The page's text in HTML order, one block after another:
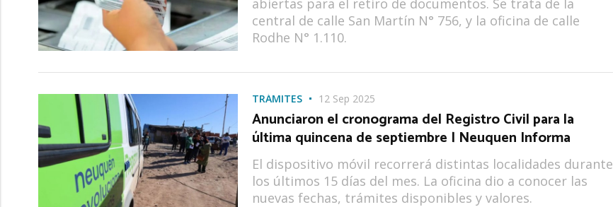
central de calle San Martín N° 756, y la oficina de calle
Rodhe N° 1.110.
TRÁMITES 12 Sep 2025
Anunciaron el cronograma del Registro Civil para la
última quincena de septiembre | Neuquen Informa
El dispositivo móvil recorrerá distintas localidades durante
los últimos 15 días del mes. La oficina dio a conocer las
nuevas fechas, trámites disponibles y valores.